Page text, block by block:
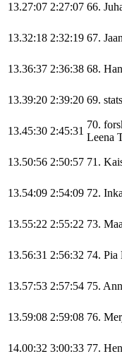
13.27:07 2:27:07 66.
13.32:18 2:32:19 67.
13.36:37 2:36:38 68.
13.39:20 2:39:20 69.
13.45:30 2:45:31
70.
Leena
13.50:56 2:50:57 71.
13.54:09 2:54:09 72.
13.55:22 2:55:22 73.
13.56:31 2:56:32 74. Pia
13.57:53 2:57:54 75.
13.59:08 2:59:08 76.
14.00:32 3:00:33 77.